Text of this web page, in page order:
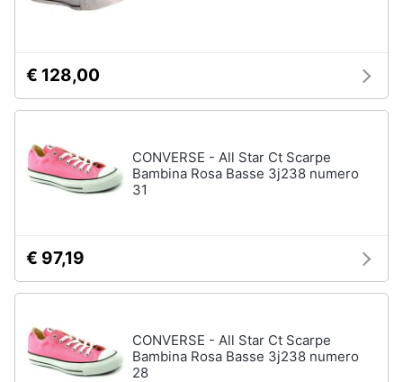
€ 128,00
CONVERSE - All Star Ct Scarpe
Bambina Rosa Basse 3j238 numero
31
€ 97,19
CONVERSE - All Star Ct Scarpe
Bambina Rosa Basse 3j238 numero
28